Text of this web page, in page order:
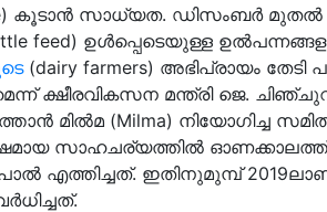
കൂടാൻ സാധ്യത. ഡിസംബർ
feed) ഉൾപ്പെടെയുള്ള
(dairy farmers) അഭിപ്രായം
ക്ഷീരവികസന മന്ത്രി ജെ.
മിൽമ (Milma) നിയോഗിച്ച
സാഹചര്യത്തിൽ
എത്തിച്ചത്. ഇതിനുമുമ്പ്